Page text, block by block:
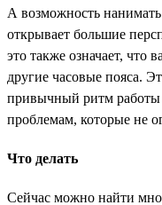
А возможность
открывает большие
это также означает, что
другие часовые пояса.
привычный ритм работы
проблемам, которые не
Что делать
Сейчас можно найти